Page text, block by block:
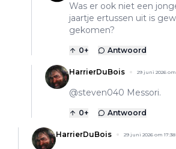
Was er ook niet een
jaartje ertussen uit is
gekomen?
0+ Antwoord
HarrierDuBois 29 juni 2026 om
@steven040 Messori.
0+ Antwoord
HarrierDuBois 29 juni 2026 om 17:38